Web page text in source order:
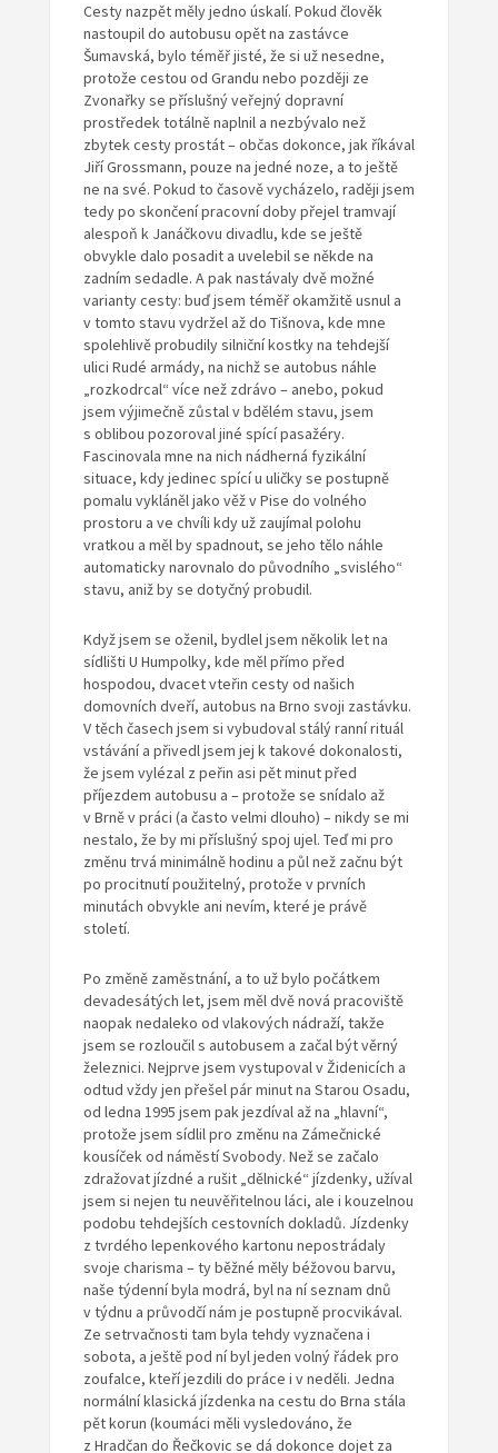
Cesty nazpět měly jedno úskalí. Pokud člověk
nastoupil do autobusu opět na zastávce
Šumavská, bylo téměř jisté, že si už nesedne,
protože cestou od Grandu nebo později ze
Zvonařky se příslušný veřejný dopravní
prostředek totálně naplnil a nezbývalo než
zbytek cesty prostát – občas dokonce, jak říkával
Jiří Grossmann, pouze na jedné noze, a to ještě
ne na své. Pokud to časově vycházelo, raději jsem
tedy po skončení pracovní doby přejel tramvají
alespoň k Janáčkovu divadlu, kde se ještě
obvykle dalo posadit a uvelebil se někde na
zadním sedadle. A pak nastávaly dvě možné
varianty cesty: buď jsem téměř okamžitě usnul a
v tomto stavu vydržel až do Tišnova, kde mne
spolehlivě probudily silniční kostky na tehdejší
ulici Rudé armády, na nichž se autobus náhle
„rozkodrcal“ více než zdrávo – anebo, pokud
jsem výjimečně zůstal v bdělém stavu, jsem
s oblibou pozoroval jiné spící pasažéry.
Fascinovala mne na nich nádherná fyzikální
situace, kdy jedinec spící u uličky se postupně
pomalu vykláněl jako věž v Pise do volného
prostoru a ve chvíli kdy už zaujímal polohu
vratkou a měl by spadnout, se jeho tělo náhle
automaticky narovnalo do původního „svislého“
stavu, aniž by se dotyčný probudil.
Když jsem se oženil, bydlel jsem několik let na
sídlišti U Humpolky, kde měl přímo před
hospodou, dvacet vteřin cesty od našich
domovních dveří, autobus na Brno svoji zastávku.
V těch časech jsem si vybudoval stálý ranní rituál
vstávání a přivedl jsem jej k takové dokonalosti,
že jsem vylézal z peřin asi pět minut před
příjezdem autobusu a – protože se snídalo až
v Brně v práci (a často velmi dlouho) – nikdy se mi
nestalo, že by mi příslušný spoj ujel. Teď mi pro
změnu trvá minimálně hodinu a půl než začnu být
po procitnutí použitelný, protože v prvních
minutách obvykle ani nevím, které je právě
století.
Po změně zaměstnání, a to už bylo počátkem
devadesátých let, jsem měl dvě nová pracoviště
naopak nedaleko od vlakových nádraží, takže
jsem se rozloučil s autobusem a začal být věrný
železnici. Nejprve jsem vystupoval v Židenicích a
odtud vždy jen přešel pár minut na Starou Osadu,
od ledna 1995 jsem pak jezdíval až na „hlavní“,
protože jsem sídlil pro změnu na Zámečnické
kousíček od náměstí Svobody. Než se začalo
zdražovat jízdné a rušit „dělnické“ jízdenky, užíval
jsem si nejen tu neuvěřitelnou láci, ale i kouzelnou
podobu tehdejších cestovních dokladů. Jízdenky
z tvrdého lepenkového kartonu nepostrádaly
svoje charisma – ty běžné měly béžovou barvu,
naše týdenní byla modrá, byl na ní seznam dnů
v týdnu a průvodčí nám je postupně procvikával.
Ze setrvačnosti tam byla tehdy vyznačena i
sobota, a ještě pod ní byl jeden volný řádek pro
zoufalce, kteří jezdili do práce i v neděli. Jedna
normální klasická jízdenka na cestu do Brna stála
pět korun (koumáci měli vysledováno, že
z Hradčan do Řečkovic se dá dokonce dojet za